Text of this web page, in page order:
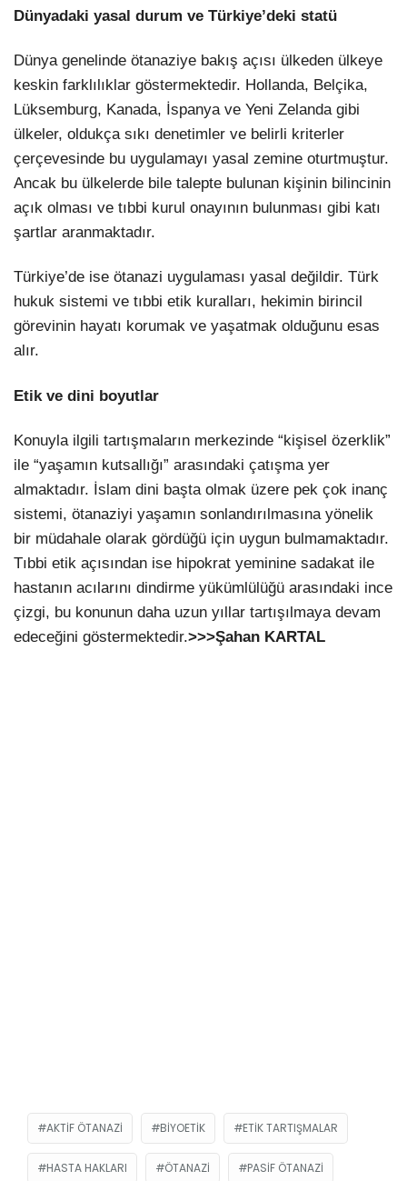
Dünyadaki yasal durum ve Türkiye’deki statü
Dünya genelinde ötanaziye bakış açısı ülkeden ülkeye
keskin farklılıklar göstermektedir. Hollanda, Belçika,
Lüksemburg, Kanada, İspanya ve Yeni Zelanda gibi
ülkeler, oldukça sıkı denetimler ve belirli kriterler
çerçevesinde bu uygulamayı yasal zemine oturtmuştur.
Ancak bu ülkelerde bile talepte bulunan kişinin bilincinin
açık olması ve tıbbi kurul onayının bulunması gibi katı
şartlar aranmaktadır.
Türkiye’de ise ötanazi uygulaması yasal değildir. Türk
hukuk sistemi ve tıbbi etik kuralları, hekimin birincil
görevinin hayatı korumak ve yaşatmak olduğunu esas
alır.
Etik ve dini boyutlar
Konuyla ilgili tartışmaların merkezinde “kişisel özerklik”
ile “yaşamın kutsallığı” arasındaki çatışma yer
almaktadır. İslam dini başta olmak üzere pek çok inanç
sistemi, ötanaziyi yaşamın sonlandırılmasına yönelik
bir müdahale olarak gördüğü için uygun bulmamaktadır.
Tıbbi etik açısından ise hipokrat yeminine sadakat ile
hastanın acılarını dindirme yükümlülüğü arasındaki ince
çizgi, bu konunun daha uzun yıllar tartışılmaya devam
edeceğini göstermektedir.>>>Şahan KARTAL
AKTIF ÖTANAZI BIYOETIK ETIK TARTIŞMALAR
HASTA HAKLARI ÖTANAZI PASIF ÖTANAZI